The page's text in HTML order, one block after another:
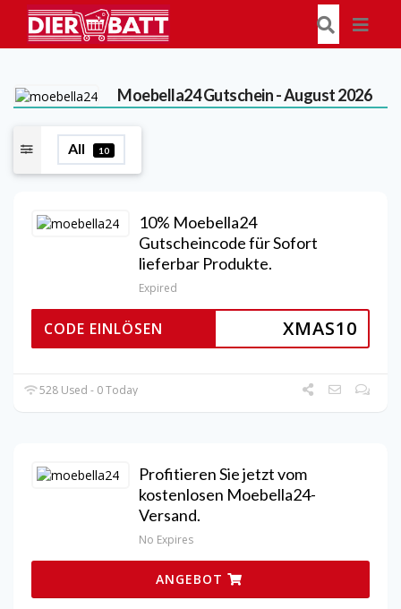
Moebella24Gutschein - August 2026
All 10
10% Moebella24
Gutscheincode für Sofort
lieferbar Produkte.
Expired
XMAS10
CODE EINLÖSEN
528 Used - 0 Today
Profitieren Sie jetzt vom
kostenlosen Moebella24-
Versand.
No Expires
ANGEBOT